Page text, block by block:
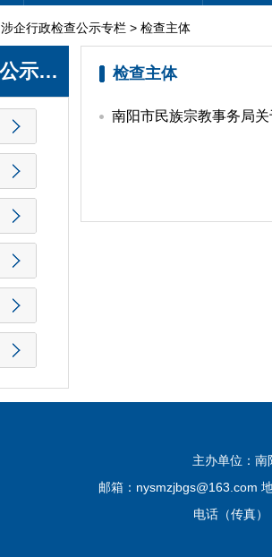
涉企行政检查公示专栏 > 检查主体
涉企行政检查公示专栏 检查主体
南阳市民族宗教事务局
主办单位：南
邮箱：nysmzjbgs@163.com
电话（传真